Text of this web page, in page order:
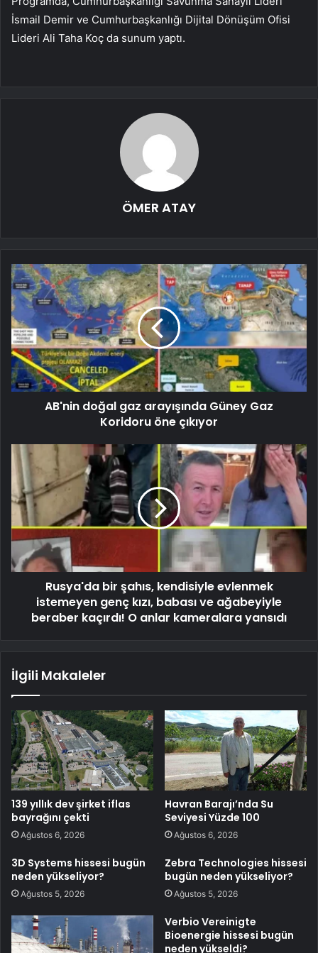
İsmail Demir ve Cumhurbaşkanlığı Dijital Dönüşüm Ofisi
Lideri Ali Taha Koç da sunum yaptı.
ÖMER ATAY
AB'nin doğal gaz arayışında Güney Gaz
Koridoru öne çıkıyor
Rusya'da bir şahıs, kendisiyle evlenmek
istemeyen genç kızı, babası ve ağabeyiyle
beraber kaçırdı! O anlar kameralara yansıdı
İlgili Makaleler
139 yıllık dev şirket iflas
bayrağını çekti
Ağustos 6, 2026
Havran Barajı’nda Su
Seviyesi Yüzde 100
Ağustos 6, 2026
3D Systems hissesi bugün
neden yükseliyor?
Ağustos 5, 2026
Zebra Technologies hissesi
bugün neden yükseliyor?
Ağustos 5, 2026
Verbio Vereinigte
Bioenergie hissesi bugün
neden yükseldi?